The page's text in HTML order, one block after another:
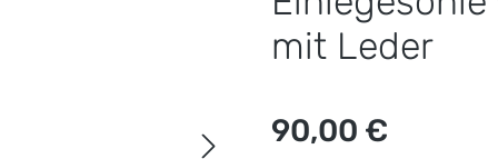
mit Leder
Regulärer Preis:
90,00 €